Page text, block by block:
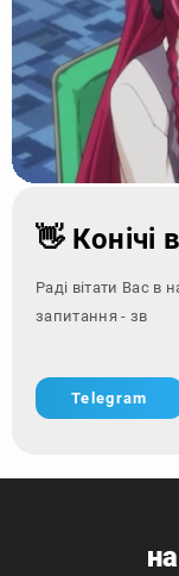
👋 Конічі
Раді вітати Вас в
запитання -
Telegram